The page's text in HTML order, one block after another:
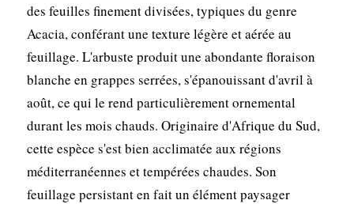
des feuilles finement divisées, typiques du genre
Acacia, conférant une texture légère et aérée au
feuillage. L'arbuste produit une abondante floraison
blanche en grappes serrées, s'épanouissant d'avril à
août, ce qui le rend particulièrement ornemental
durant les mois chauds. Originaire d'Afrique du Sud,
cette espèce s'est bien acclimatée aux régions
méditerranéennes et tempérées chaudes. Son
feuillage persistant en fait un élément paysager